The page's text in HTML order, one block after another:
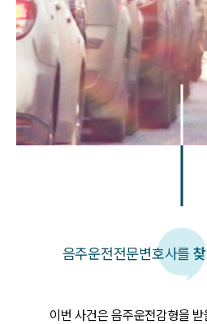
음주운전전문변호사를
이번 사건은 음주운전감형을